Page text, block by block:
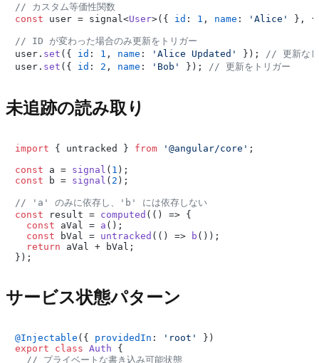
// カスタム等価性関数
const user = signal<User>({ id : 1 , name : 'Alice' },
// ID が変わった場合のみ更新をトリガー
user. set ({ id : 1 , name : 'Alice Updated' });
// 更新なし
user. set ({ id : 2 , name : 'Bob' }); // 更新をトリガー
未追跡の読み取り
import { untracked } from '@angular/core' ;
const a = signal ( 1
const b = signal ( 2 );
// 'a' のみに依存し、'b' には依存しない
const result = computed ( () => {
const aVal = a ();
const bVal = untracked ( () => b ());
return aVal + bVal;
サービス状態パターン
@Injectable ({ providedIn : 'root'
export
class Auth {
// プライベートな書き込み可能状態